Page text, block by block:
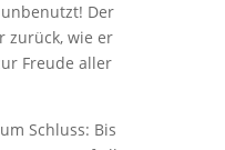
Der
zurück, wie er
Freude aller
Schluss: Bis